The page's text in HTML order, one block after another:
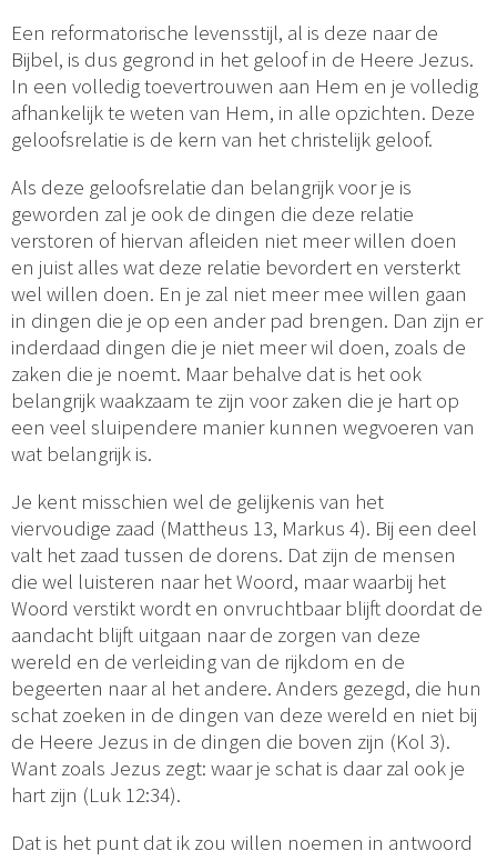
Een reformatorische levensstijl, al is deze naar de
Bijbel, is dus gegrond in het geloof in de Heere Jezus.
In een volledig toevertrouwen aan Hem en je volledig
afhankelijk te weten van Hem, in alle opzichten. Deze
geloofsrelatie is de kern van het christelijk geloof.
Als deze geloofsrelatie dan belangrijk voor je is
geworden zal je ook de dingen die deze relatie
verstoren of hiervan afleiden niet meer willen doen
en juist alles wat deze relatie bevordert en versterkt
wel willen doen. En je zal niet meer mee willen gaan
in dingen die je op een ander pad brengen. Dan zijn er
inderdaad dingen die je niet meer wil doen, zoals de
zaken die je noemt. Maar behalve dat is het ook
belangrijk waakzaam te zijn voor zaken die je hart op
een veel sluipendere manier kunnen wegvoeren van
wat belangrijk is.
Je kent misschien wel de gelijkenis van het
viervoudige zaad (Mattheus 13, Markus 4). Bij een deel
valt het zaad tussen de dorens. Dat zijn de mensen
die wel luisteren naar het Woord, maar waarbij het
Woord verstikt wordt en onvruchtbaar blijft doordat de
aandacht blijft uitgaan naar de zorgen van deze
wereld en de verleiding van de rijkdom en de
begeerten naar al het andere. Anders gezegd, die hun
schat zoeken in de dingen van deze wereld en niet bij
de Heere Jezus in de dingen die boven zijn (Kol 3).
Want zoals Jezus zegt: waar je schat is daar zal ook je
hart zijn (Luk 12:34).
Dat is het punt dat ik zou willen noemen in antwoord